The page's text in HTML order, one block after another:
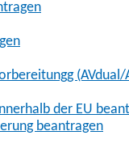
der EU
beantragen